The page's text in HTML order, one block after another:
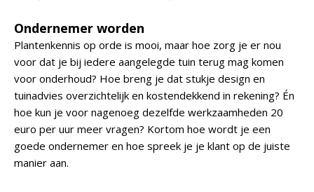
Ondernemer worden
Plantenkennis op orde is mooi, maar hoe zorg je er nou
voor dat je bij iedere aangelegde tuin terug mag komen
voor onderhoud? Hoe breng je dat stukje design en
tuinadvies overzichtelijk en kostendekkend in rekening? Én
hoe kun je voor nagenoeg dezelfde werkzaamheden 20
euro per uur meer vragen? Kortom hoe wordt je een
goede ondernemer en hoe spreek je je klant op de juiste
manier aan.